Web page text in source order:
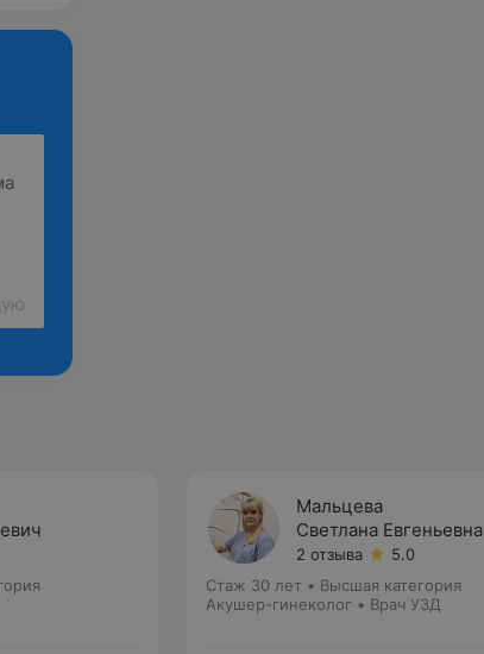
Мальцева
Светлана Евгеньевна
2 отзыва
5.0
Стаж 30 лет • Высшая категория
Акушер-гинеколог • Врач УЗД